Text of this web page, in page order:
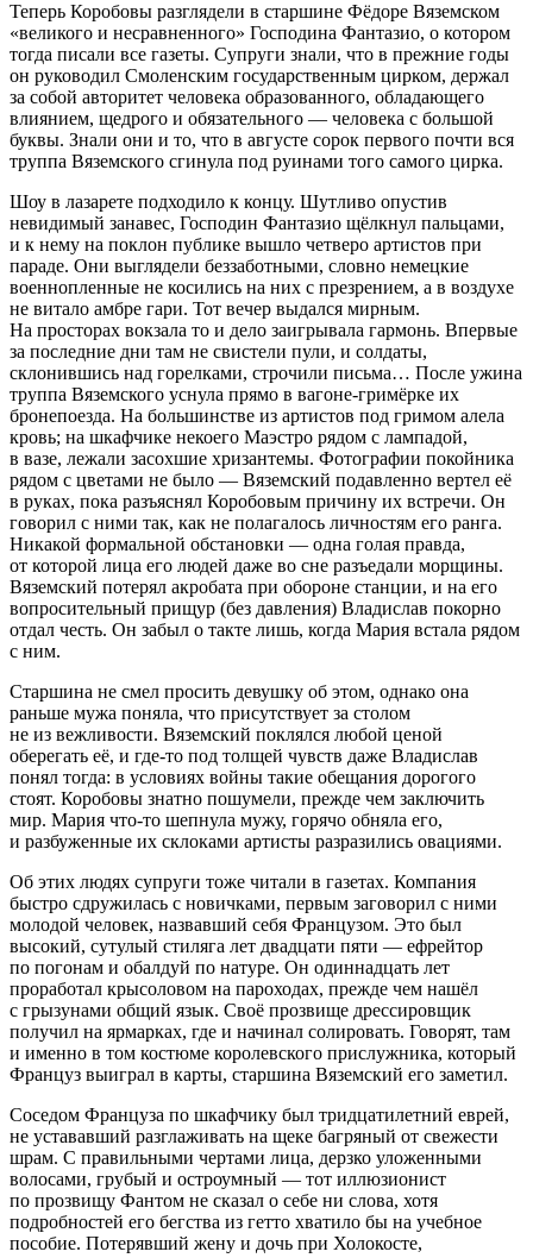
Теперь Коробовы разглядели в старшине Фёдоре Вяземском
«великого и несравненного» Господина Фантазио, о котором
тогда писали все газеты. Супруги знали, что в прежние годы
он руководил Смоленским государственным цирком, держал
за собой авторитет человека образованного, обладающего
влиянием, щедрого и обязательного — человека с большой
буквы. Знали они и то, что в августе сорок первого почти вся
труппа Вяземского сгинула под руинами того самого цирка.
Шоу в лазарете подходило к концу. Шутливо опустив
невидимый занавес, Господин Фантазио щёлкнул пальцами,
и к нему на поклон публике вышло четверо артистов при
параде. Они выглядели беззаботными, словно немецкие
военнопленные не косились на них с презрением, а в воздухе
не витало амбре гари. Тот вечер выдался мирным.
На просторах вокзала то и дело заигрывала гармонь. Впервые
за последние дни там не свистели пули, и солдаты,
склонившись над горелками, строчили письма… После ужина
труппа Вяземского уснула прямо в вагоне-гримёрке их
бронепоезда. На большинстве из артистов под гримом алела
кровь; на шкафчике некоего Маэстро рядом с лампадой,
в вазе, лежали засохшие хризантемы. Фотографии покойника
рядом с цветами не было — Вяземский подавленно вертел её
в руках, пока разъяснял Коробовым причину их встречи. Он
говорил с ними так, как не полагалось личностям его ранга.
Никакой формальной обстановки — одна голая правда,
от которой лица его людей даже во сне разъедали морщины.
Вяземский потерял акробата при обороне станции, и на его
вопросительный прищур (без давления) Владислав покорно
отдал честь. Он забыл о такте лишь, когда Мария встала рядом
с ним.
Старшина не смел просить девушку об этом, однако она
раньше мужа поняла, что присутствует за столом
не из вежливости. Вяземский поклялся любой ценой
оберегать её, и где-то под толщей чувств даже Владислав
понял тогда: в условиях войны такие обещания дорогого
стоят. Коробовы знатно пошумели, прежде чем заключить
мир. Мария что-то шепнула мужу, горячо обняла его,
и разбуженные их склоками артисты разразились овациями.
Об этих людях супруги тоже читали в газетах. Компания
быстро сдружилась с новичками, первым заговорил с ними
молодой человек, назвавший себя Французом. Это был
высокий, сутулый стиляга лет двадцати пяти — ефрейтор
по погонам и обалдуй по натуре. Он одиннадцать лет
проработал крысоловом на пароходах, прежде чем нашёл
с грызунами общий язык. Своё прозвище дрессировщик
получил на ярмарках, где и начинал солировать. Говорят, там
и именно в том костюме королевского прислужника, который
Француз выиграл в карты, старшина Вяземский его заметил.
Соседом Француза по шкафчику был тридцатилетний еврей,
не устававший разглаживать на щеке багряный от свежести
шрам. С правильными чертами лица, дерзко уложенными
волосами, грубый и остроумный — тот иллюзионист
по прозвищу Фантом не сказал о себе ни слова, хотя
подробностей его бегства из гетто хватило бы на учебное
пособие. Потерявший жену и дочь при Холокосте,